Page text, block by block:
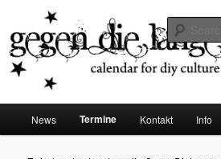
Gegen die
diy dates vienna
Skip
to
News Termine Kontakt Info
02:00
03:00
04:00